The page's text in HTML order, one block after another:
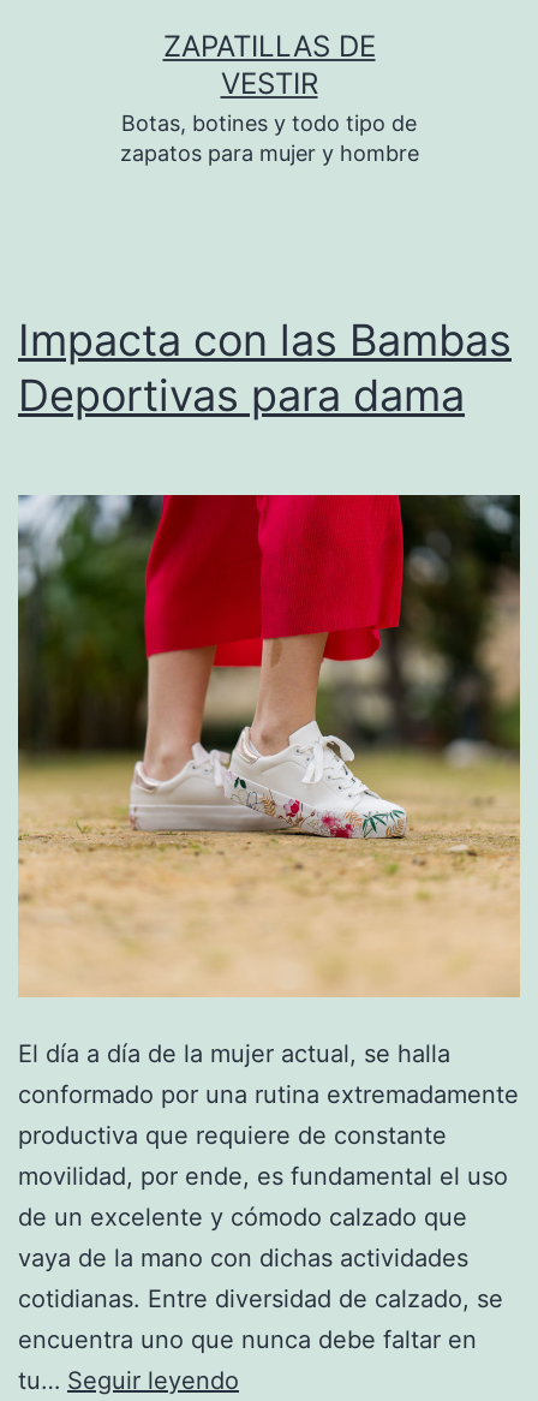
ZAPATILLAS DE
VESTIR
Botas, botines y todo tipo de
zapatos para mujer y hombre
Impacta con las Bambas
Deportivas para dama
El día a día de la mujer actual, se halla
conformado por una rutina extremadamente
productiva que requiere de constante
movilidad, por ende, es fundamental el uso
de un excelente y cómodo calzado que
vaya de la mano con dichas actividades
cotidianas. Entre diversidad de calzado, se
encuentra uno que nunca debe faltar en
tu… Seguir leyendo